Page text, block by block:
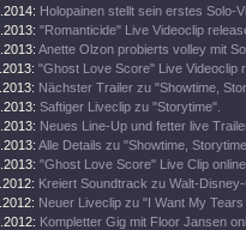
Holopainen stellt sein erstes Solo-
"Romanticide" Live Videoclip
Anette Olzon probierts volley mit
"Ghost Love Score" Live Videoclip
Nächster Trailer zu "Showtime,
Saftiger Liveclip zu "Storytime".
Neues Line-Up und fetter live
Alle Details zu "Showtime,
"Ghost Love Score" Live Clip
Kreiert Soundtrack zu Walt-
Neuer Liveclip zu "I Want My
Kompletter Gig mit Floor Jansen